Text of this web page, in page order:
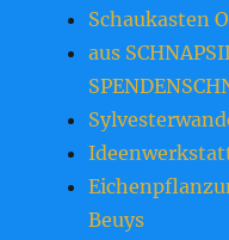
Schaukasten
aus
Beuys